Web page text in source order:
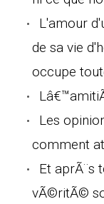
L'amour
de sa vie
occupe
Les
comment
Et aprÃ¨s
vÃ©ritÃ©